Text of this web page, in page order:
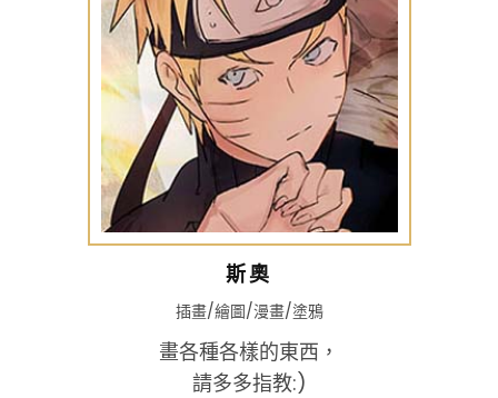
斯奧
插畫/繪圖/漫畫/塗鴉
畫各種各樣的東西，
請多多指教:)